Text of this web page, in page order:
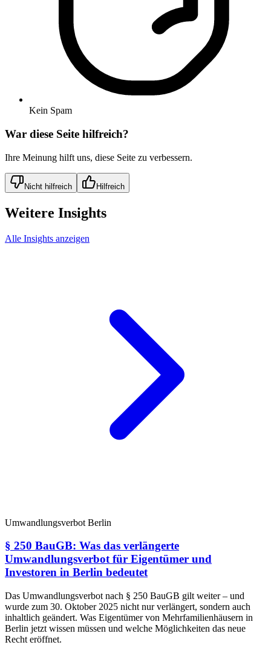
Kein Spam
War diese Seite hilfreich?
Ihre Meinung hilft uns, diese Seite zu verbessern.
Nicht hilfreich Hilfreich
Weitere Insights
Alle Insights anzeigen
Umwandlungsverbot Berlin
§ 250 BauGB: Was das verlängerte
Umwandlungsverbot für Eigentümer und
Investoren in Berlin bedeutet
Das Umwandlungsverbot nach § 250 BauGB gilt weiter – und
wurde zum 30. Oktober 2025 nicht nur verlängert, sondern auch
inhaltlich geändert. Was Eigentümer von Mehrfamilienhäusern in
Berlin jetzt wissen müssen und welche Möglichkeiten das neue
Recht eröffnet.